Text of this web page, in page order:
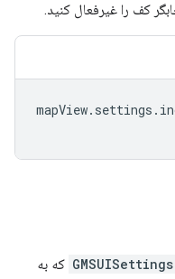
کف را غیرفعال کنید.
mapView.settings
که به